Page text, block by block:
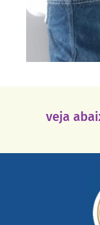
veja